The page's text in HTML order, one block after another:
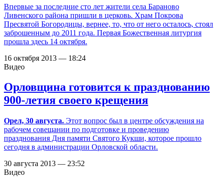
Впервые за последние сто лет жители села Бараново
Ливенского района пришли в церковь. Храм Покрова
Пресвятой Богородицы, вернее, то, что от него осталось, стоял
заброшенным до 2011 года. Первая Божественная литургия
прошла здесь 14 октября.
16 октября 2013 — 18:24
Видео
Орловщина готовится к празднованию
900-летия своего крещения
Орел, 30 августа. Этот вопрос был в центре обсуждения на
рабочем совещании по подготовке и проведению
празднования Дня памяти Святого Кукши, которое прошло
сегодня в администрации Орловской области.
30 августа 2013 — 23:52
Видео